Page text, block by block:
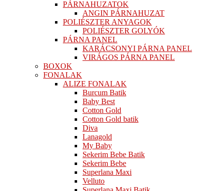
PÁRNAHUZATOK
ANGIN PÁRNAHUZAT
POLIÉSZTER ANYAGOK
POLIÉSZTER GOLYÓK
PÁRNA PANEL
KARÁCSONYI PÁRNA PANEL
VIRÁGOS PÁRNA PANEL
BOXOK
FONALAK
ALIZE FONALAK
Burcum Batik
Baby Best
Cotton Gold
Cotton Gold batik
Diva
Lanagold
My Baby
Sekerim Bebe Batik
Sekerim Bebe
Superlana Maxi
Velluto